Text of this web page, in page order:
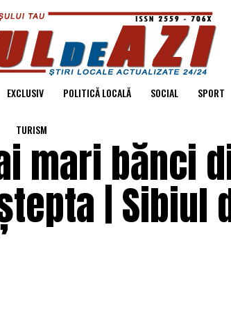
EXCLUSIV POLITICĂ LOCALĂ SOCIAL SPORT
TURISM
mari bănci
| Sibiul